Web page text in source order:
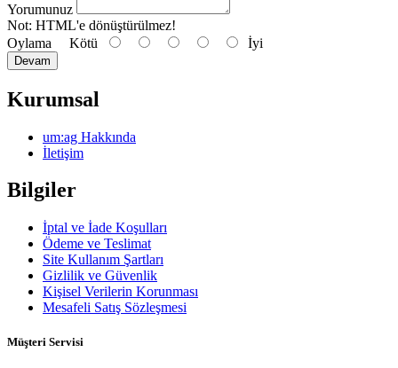
Yorumunuz
Not: HTML'e dönüştürülmez!
Oylama Kötü İyi
Devam
Kurumsal
um:ag Hakkında
İletişim
Bilgiler
İptal ve İade Koşulları
Ödeme ve Teslimat
Site Kullanım Şartları
Gizlilik ve Güvenlik
Kişisel Verilerin Korunması
Mesafeli Satış Sözleşmesi
Müşteri Servisi